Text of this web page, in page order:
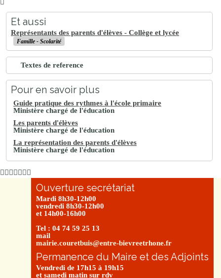
Et aussi
Représentants des parents d'élèves - Collège et lycée
Famille - Scolarité
Textes de reference
Pour en savoir plus
Guide pratique des rythmes à l'école primaire
Ministère chargé de l'éducation
Les parents d'élèves
Ministère chargé de l'éducation
La représentation des parents d'élèves
Ministère chargé de l'éducation
Ouverture secrétariat
Mardi 8h30-12h00
vendredi 8h30-12h00
et 14h00-16h00
Tel : 04 74 59 25 13
mail
mairie.couretbuis@entre-bievreetrhone.fr
Permanence du Maire et des Adjoints
Vendredi de 17h15 à 19h15
et samedi matin sur rdv